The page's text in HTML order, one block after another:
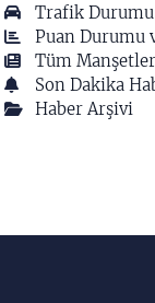
Trafik Durumu
Puan Durumu
Tüm Manşetler
Son Dakika
Haber Arşivi